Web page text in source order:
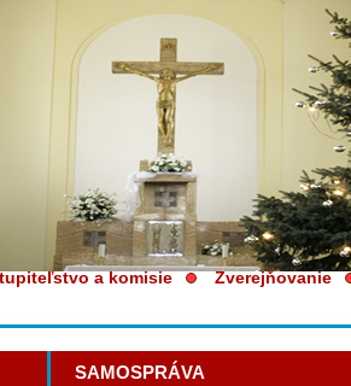
SAMOSPRÁVA
a komisie Zverejňovanie